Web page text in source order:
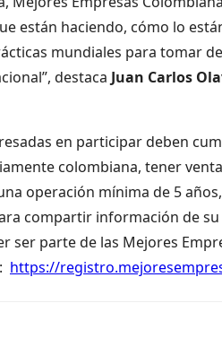
están haciendo, cómo lo
mundiales para tomar
destaca Juan Carlos
en participar deben
colombiana, tener
operación mínima de 5
compartir información de
ser parte de las Mejores
https://